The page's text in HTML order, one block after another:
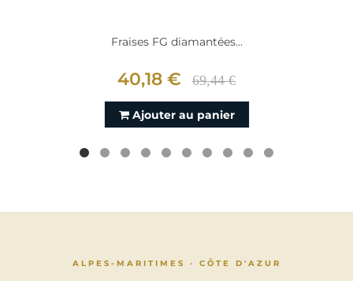
Fraises FG diamantées...
40,18 € 69,44 €
Ajouter au panier
ALPES-MARITIMES · CÔTE D'AZUR